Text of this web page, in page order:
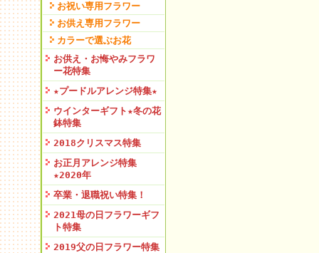
お祝い専用フラワー
お供え専用フラワー
カラーで選ぶお花
お供え・お悔やみフラワ
ー花特集
★プードルアレンジ特集★
ウインターギフト★冬の花
鉢特集
2018クリスマス特集
お正月アレンジ特集
★2020年
卒業・退職祝い特集！
2021母の日フラワーギフ
ト特集
2019父の日フラワー特集